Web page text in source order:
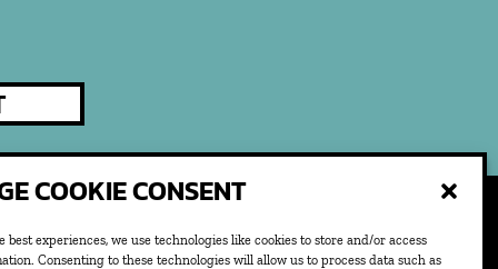
COOKIE CONSENT
best experiences, we use technologies like cookies to store and/or access
Consenting to these technologies will allow us to process data such as